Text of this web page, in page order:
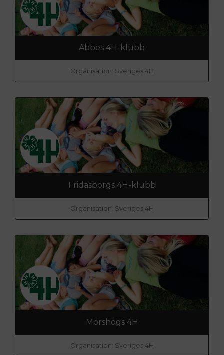
Abbes 4H-klubb
Organisation: Sveriges 4H
Fridasborgs 4H-klubb
Organisation: Sveriges 4H
Mörshögs 4H
Organisation: Sveriges 4H